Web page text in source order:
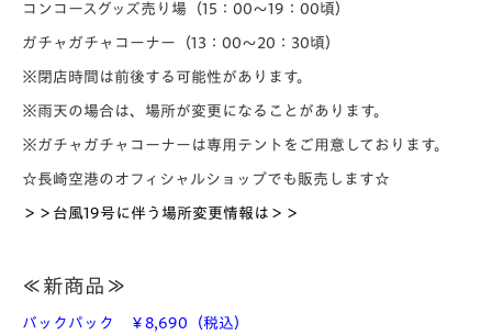
コンコースグッズ売り場（15：00～19：00頃）
ガチャガチャコーナー（13：00～20：30頃）
※閉店時間は前後する可能性があります。
※雨天の場合は、場所が変更になることがあります。
※ガチャガチャコーナーは専用テントをご用意しております。
☆長崎空港のオフィシャルショップでも販売します☆
＞＞台風19号に伴う場所変更情報は＞＞
≪新商品≫
バックパック ￥8,690（税込）